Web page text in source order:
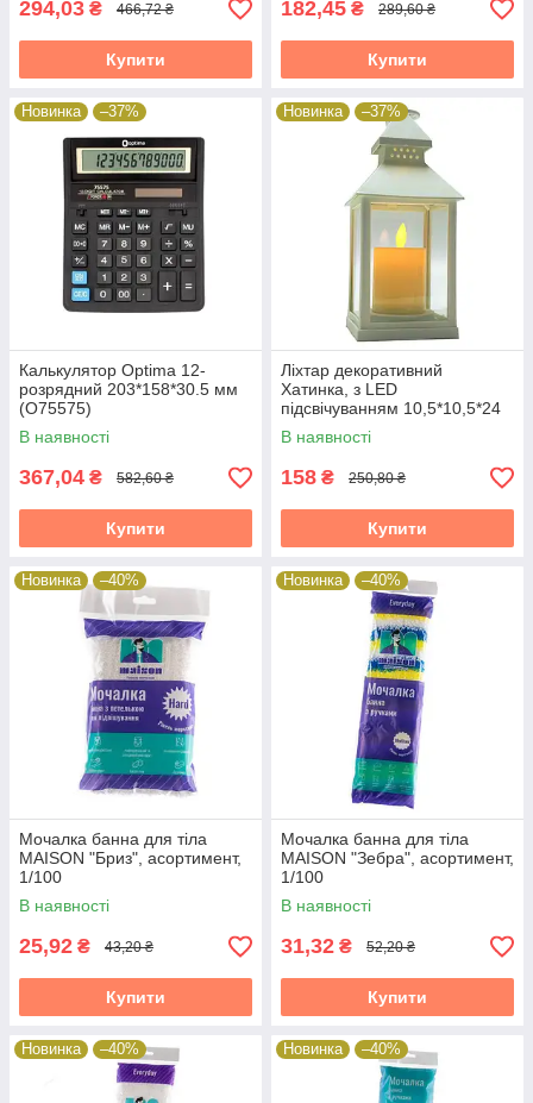
294,03 ₴ 466,72 ₴
Купити
182,45 ₴ 289,60 ₴
Купити
Новинка –37%
Калькулятор Optima 12-
розрядний 203*158*30.5 мм
(O75575)
В наявності
367,04 ₴ 582,60 ₴
Купити
Новинка –37%
Ліхтар декоративний
Хатинка, з LED
підсвічуванням 10,5*10,5*24
см., асортимент
В наявності
158 ₴ 250,80 ₴
Купити
Новинка –40%
Мочалка банна для тіла
MAISON "Бриз", асортимент,
1/100
В наявності
25,92 ₴ 43,20 ₴
Купити
Новинка –40%
Мочалка банна для тіла
MAISON "Зебра", асортимент,
1/100
В наявності
31,32 ₴ 52,20 ₴
Купити
Новинка –40% Новинка –40%